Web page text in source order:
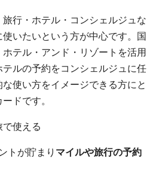
行・ホテル・コンシェルジュな
いたいという方が中心です。国
テル・アンド・リゾートを活用
ルの予約をコンシェルジュに任
使い方をイメージできる方にと
ドです。
使える
トが貯まり マイルや旅行の予約